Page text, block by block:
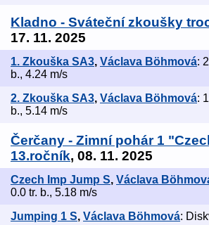
Kladno - Sváteční zkoušky
17. 11. 2025
1. Zkouška SA3, Václava Böhmová:
b., 4.24 m/s
2. Zkouška SA3, Václava Böhmová:
b., 5.14 m/s
Čerčany - Zimní pohár 1
13.ročník, 08. 11. 2025
Czech Imp Jump S, Václava
0.0 tr. b., 5.18 m/s
Jumping 1 S, Václava Böhmová: